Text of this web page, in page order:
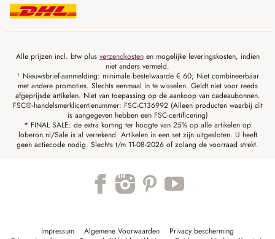
Alle prijzen incl. btw plus verzendkostenen mogelijke leveringskosten, indien
niet anders vermeld.
¹ Nieuwsbrief-aanmelding: minimale bestelwaarde € 60; Niet combineerbaar
met andere promoties. Slechts eenmaal in te wisselen. Geldt niet voor reeds
afgeprijsde artikelen. Niet van toepassing op de aankoop van cadeaubonnen.
FSC®-handelsmerklicentienummer: FSC-C136992 (Alleen producten waarbij dit
is aangegeven hebben een FSC-certificering)
* FINAL SALE: de extra korting ter hoogte van 25% op alle artikelen op
loberon.nl/Sale is al verrekend. Artikelen in een set zijn uitgesloten. U heeft
geen actiecode nodig. Slechts t/m 11-08-2026 of zolang de voorraad strekt.
Impressum Algemene Voorwaarden
Privacy bescherming